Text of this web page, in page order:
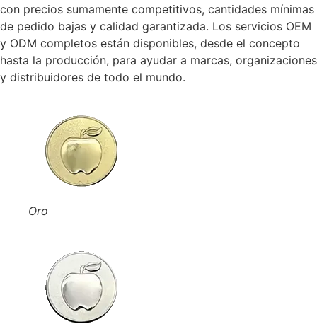
con precios sumamente competitivos, cantidades mínimas
de pedido bajas y calidad garantizada. Los servicios OEM
y ODM completos están disponibles, desde el concepto
hasta la producción, para ayudar a marcas, organizaciones
y distribuidores de todo el mundo.
Oro